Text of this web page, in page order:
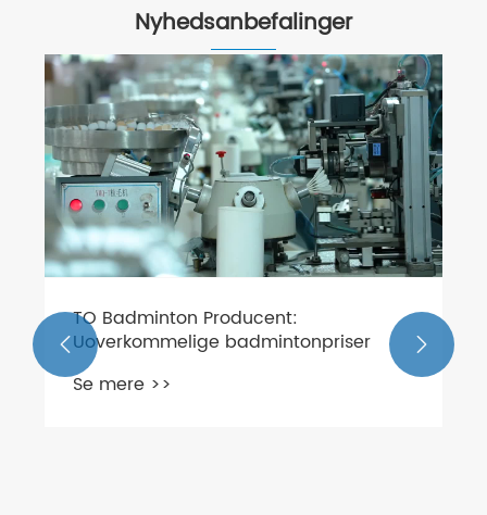
Nyhedsanbefalinger
TO Badminton Producent:
Uoverkommelige badmintonpriser
Se mere >>
 